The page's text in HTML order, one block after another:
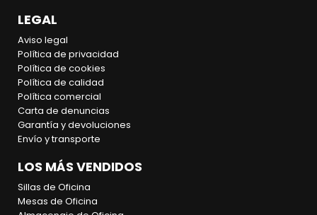
LEGAL
Aviso legal
Política de privacidad
Política de cookies
Política de calidad
Política comercial
Carta de denuncias
Garantía y devoluciones
Envío y transporte
LOS MÁS VENDIDOS
Sillas de Oficina
Mesas de Oficina